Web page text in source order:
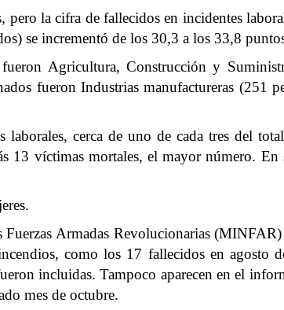
la cifra de fallecidos en incidentes
se incrementó de los 30,3 a los 33,8
Agricultura, Construcción y
fueron Industrias manufactureras (251
cerca de uno de cada tres del
13 víctimas mortales, el mayor número.
Armadas Revolucionarias
como los 17 fallecidos en agosto
incluidas. Tampoco aparecen en el
mes de octubre.